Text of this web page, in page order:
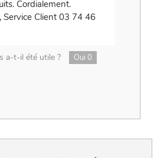
Cordialement.
Service Client 03 74 46
a-t-il été utile ? Oui 0